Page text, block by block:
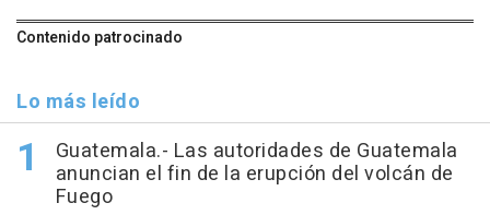
Contenido patrocinado
Lo más leído
Guatemala.- Las autoridades de Guatemala
anuncian el fin de la erupción del volcán de
Fuego